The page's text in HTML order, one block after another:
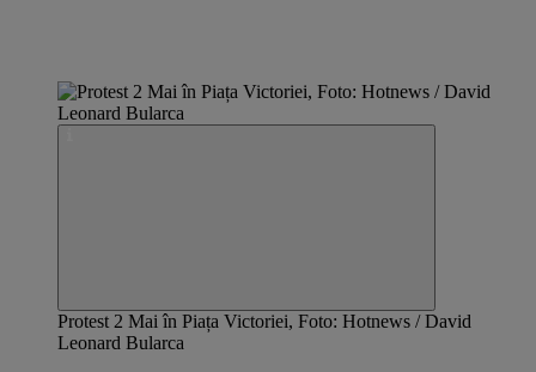
Protest 2 Mai în Piața Victoriei, Foto: Hotnews / David
Leonard Bularca